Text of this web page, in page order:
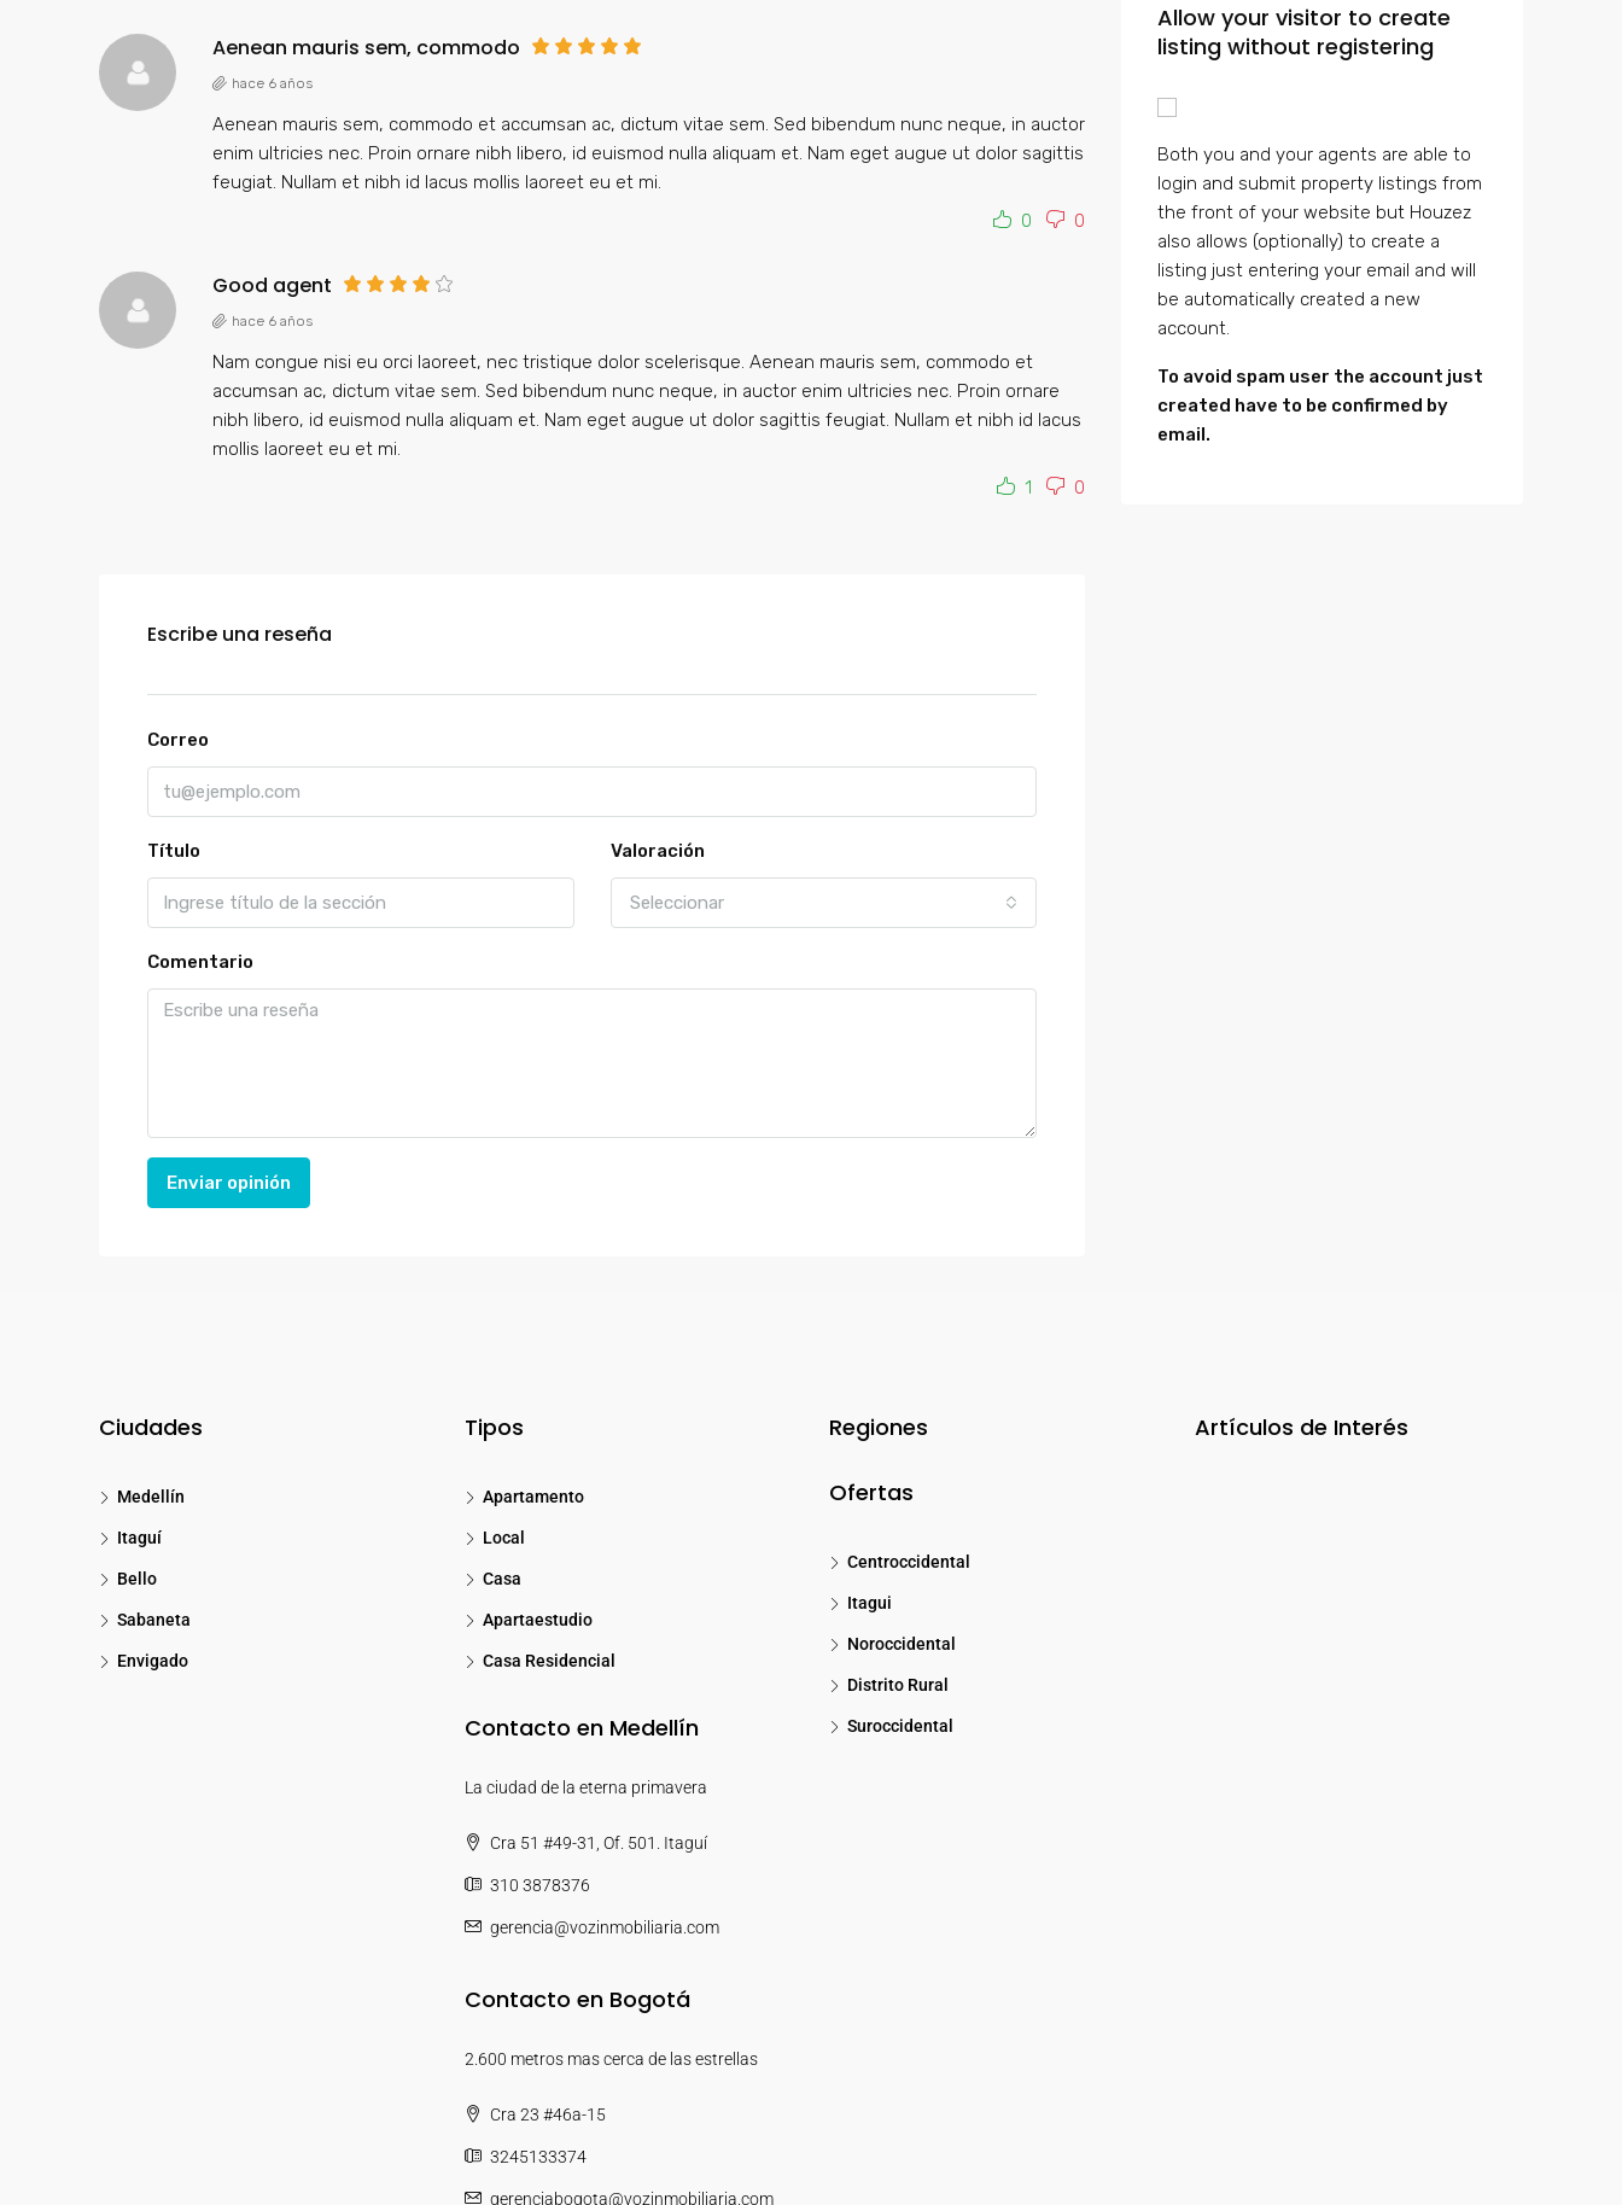
Aenean mauris sem, commodo
hace 6 años
Aenean mauris sem, commodo et accumsan ac, dictum vitae sem. Sed bibendum nunc neque, in auctor
enim ultricies nec. Proin ornare nibh libero, id euismod nulla aliquam et. Nam eget augue ut dolor sagittis
feugiat. Nullam et nibh id lacus mollis laoreet eu et mi.
0
0
Good agent
hace 6 años
Nam congue nisi eu orci laoreet, nec tristique dolor scelerisque. Aenean mauris sem, commodo et
accumsan ac, dictum vitae sem. Sed bibendum nunc neque, in auctor enim ultricies nec. Proin ornare
nibh libero, id euismod nulla aliquam et. Nam eget augue ut dolor sagittis feugiat. Nullam et nibh id lacus
mollis laoreet eu et mi.
1
0
Escribe una reseña
Correo
Título Valoración
Seleccionar
Comentario
Enviar opinión
Allow your visitor to create
listing without registering
Both you and your agents are able to
login and submit property listings from
the front of your website but Houzez
also allows (optionally) to create a
listing just entering your email and will
be automatically created a new
account.
To avoid spam user the account just
created have to be confirmed by
email.
Ciudades
Medellín
Itaguí
Bello
Sabaneta
Envigado
Tipos
Apartamento
Local
Casa
Apartaestudio
Casa Residencial
Contacto en Medellín
La ciudad de la eterna primavera
Cra 51 #49-31, Of. 501. Itaguí
310 3878376
gerencia@vozinmobiliaria.com
Contacto en Bogotá
2.600 metros mas cerca de las estrellas
Cra 23 #46a-15
3245133374
gerenciabogota@vozinmobiliaria.com
Regiones
Ofertas
Centroccidental
Itagui
Noroccidental
Distrito Rural
Suroccidental
Artículos de Interés